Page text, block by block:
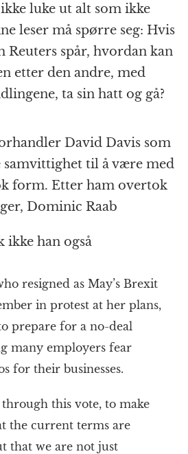
luke ut alt som ikke
leser må spørre seg: Hvis
Reuters spår, hvordan kan
etter den andre, med
ta sin hatt og gå?
David Davis som
samvittighet til å være med
form. Etter ham overtok
Dominic Raab
ikke han også
resigned as May’s Brexit
in protest at her plans,
prepare for a no-deal
many employers fear
for their businesses.
through this vote, to make
the current terms are
that we are not just